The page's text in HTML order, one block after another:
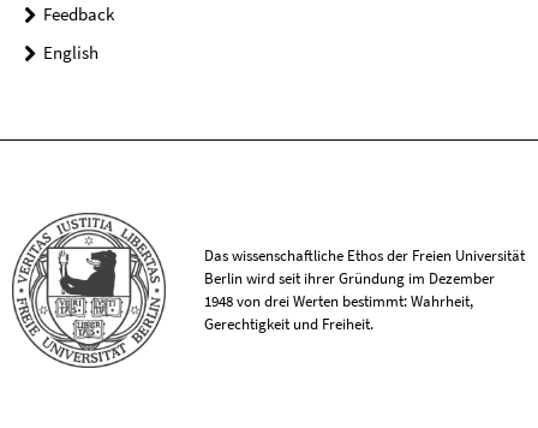
Feedback
English
Das wissenschaftliche Ethos der Freien Universität
Berlin wird seit ihrer Gründung im Dezember
1948 von drei Werten bestimmt: Wahrheit,
Gerechtigkeit und Freiheit.